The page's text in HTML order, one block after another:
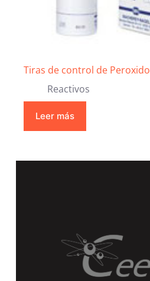
Tiras de control de Peroxido
Reactivos
Leer más